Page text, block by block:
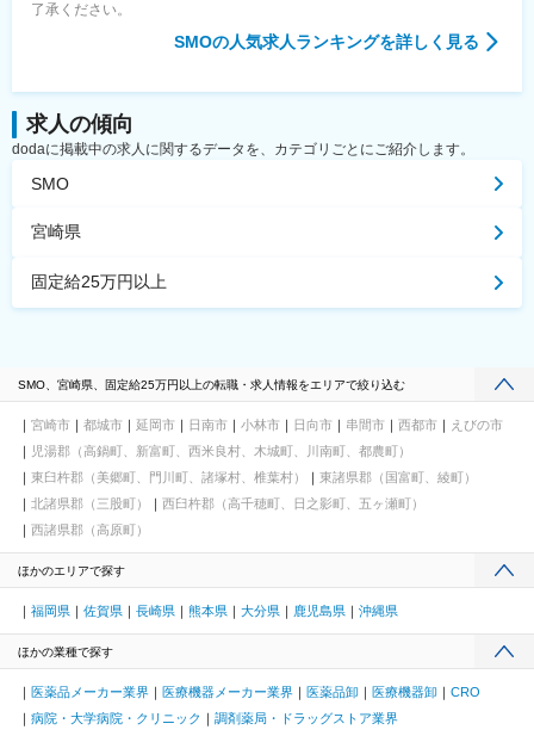
了承ください。
SMOの人気求人ランキングを詳しく見る
求人の傾向
dodaに掲載中の求人に関するデータを、カテゴリごとにご紹介します。
SMO
宮崎県
固定給25万円以上
SMO、宮崎県、固定給25万円以上の転職・求人情報をエリアで絞り込む
宮崎市 都城市 延岡市 日南市 小林市 日向市 串間市 西都市
えびの市
児湯郡（高鍋町、新富町、西米良村、木城町、川南町、都農町）
東臼杵郡（美郷町、門川町、諸塚村、椎葉村）
東諸県郡（国富町、綾町）
北諸県郡（三股町）
西臼杵郡（高千穂町、日之影町、五ヶ瀬町）
西諸県郡（高原町）
ほかのエリアで探す
福岡県 佐賀県 長崎県 熊本県 大分県 鹿児島県 沖縄県
ほかの業種で探す
医薬品メーカー業界 医療機器メーカー業界 医薬品卸 医療機器卸
CRO
病院・大学病院・クリニック
調剤薬局・ドラッグストア業界